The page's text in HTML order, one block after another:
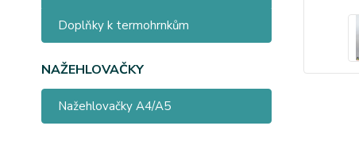
Doplňky k termohrnkům
NAŽEHLOVAČKY
Nažehlovačky A4/A5